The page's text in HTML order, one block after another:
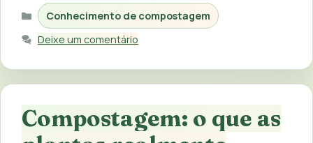
Categorias
Conhecimento de compostagem
Deixe um comentário
Compostagem: o que as